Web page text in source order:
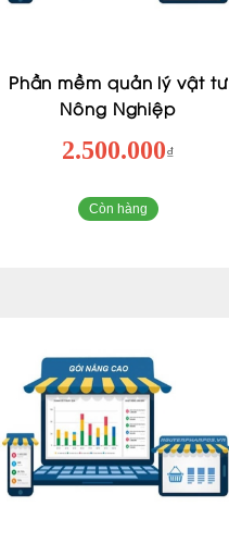
Phần mềm quản lý vật tư
Nông Nghiệp
2.500.000₫
Còn hàng